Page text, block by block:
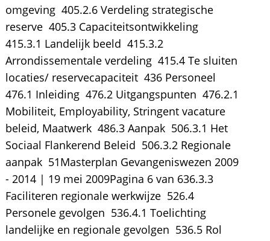
omgeving  405.2.6 Verdeling strategische
reserve  405.3 Capaciteitsontwikkeling 
415.3.1 Landelijk beeld  415.3.2
Arrondissementale verdeling  415.4 Te sluiten
locaties/ reservecapaciteit  436 Personeel 
476.1 Inleiding  476.2 Uitgangspunten  476.2.1
Mobiliteit, Employability, Stringent vacature
beleid, Maatwerk  486.3 Aanpak  506.3.1 Het
Sociaal Flankerend Beleid  506.3.2 Regionale
aanpak  51Masterplan Gevangeniswezen 2009
- 2014 | 19 mei 2009Pagina 6 van 636.3.3
Faciliteren regionale werkwijze  526.4
Personele gevolgen  536.4.1 Toelichting
landelijke en regionale gevolgen  536.5 Rol